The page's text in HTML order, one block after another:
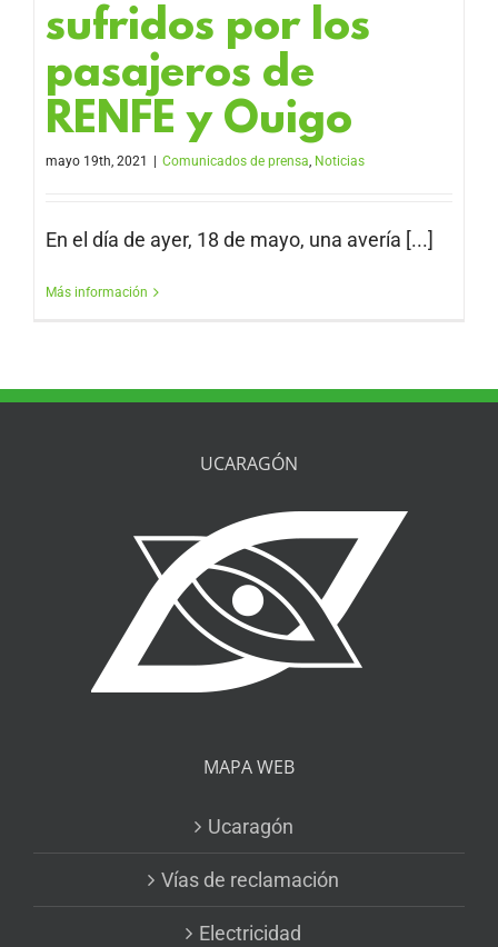
sufridos por los
pasajeros de
RENFE y Ouigo
mayo 19th, 2021 Comunicados de prensa, Noticias
En el día de ayer, 18 de mayo, una avería [...]
Más información
UCARAGÓN
MAPA WEB
Ucaragón
Vías de reclamación
Electricidad